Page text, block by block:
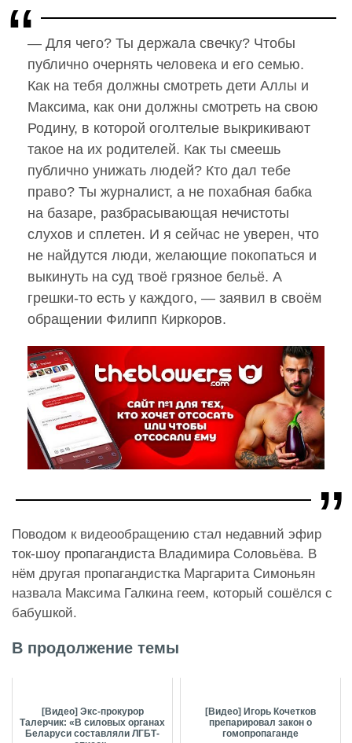
— Для чего? Ты держала свечку? Чтобы
публично очернять человека и его семью.
Как на тебя должны смотреть дети Аллы и
Максима, как они должны смотреть на свою
Родину, в которой оголтелые выкрикивают
такое на их родителей. Как ты смеешь
публично унижать людей? Кто дал тебе
право? Ты журналист, а не похабная бабка
на базаре, разбрасывающая нечистоты
слухов и сплетен. И я сейчас не уверен, что
не найдутся люди, желающие покопаться и
выкинуть на суд твоё грязное бельё. А
грешки-то есть у каждого, — заявил в своём
обращении Филипп Киркоров.
Поводом к видеообращению стал недавний эфир
ток-шоу пропагандиста Владимира Соловьёва. В
нём другая пропагандистка Маргарита Симоньян
назвала Максима Галкина геем, который сошёлся с
бабушкой.
В продолжение темы
[Видео] Экс-прокурор
Талерчик: «В силовых органах
Беларуси составляли ЛГБТ-
[Видео] Игорь Кочетков
препарировал закон о
гомопропаганде